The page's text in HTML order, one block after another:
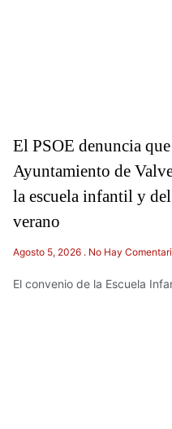
El PSOE denuncia
Ayuntamiento de
la escuela infantil y
verano
Agosto 5, 2026 No Hay
El convenio de la Escuela